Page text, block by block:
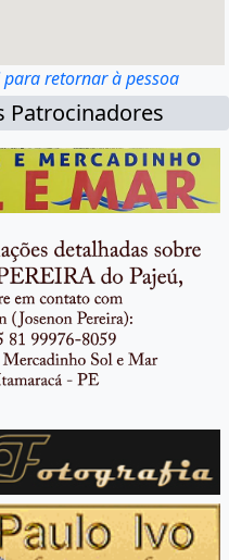
para retornar à pessoa
Patrocinadores